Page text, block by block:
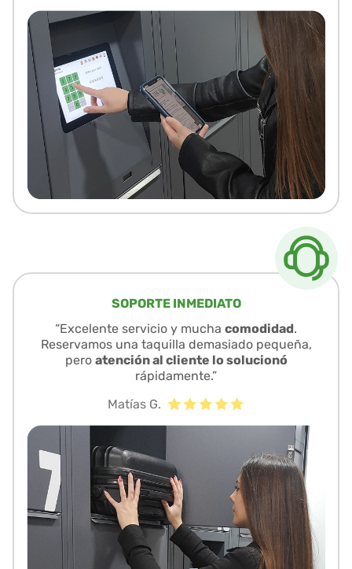
SOPORTE INMEDIATO
“Excelente servicio y mucha comodidad.
Reservamos una taquilla demasiado pequeña,
pero atención al cliente lo solucionó
rápidamente.”
Matías G.